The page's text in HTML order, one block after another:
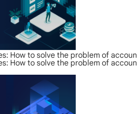
How to solve the problem of
How to solve the problem of